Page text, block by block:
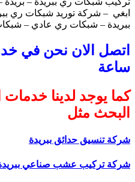
ابغي – شركة توريد شبكات ري
ببريدة – شبكات ري عادي –
ساعة
كما يوجد لدينا
البحث مثل
شركة تنسيق حدائق ببريدة
شركة تركيب عشب صناعي